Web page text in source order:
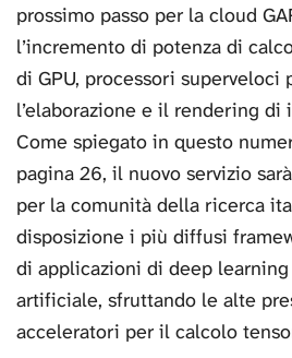
prossimo passo per la cloud
l’incremento di potenza di
di GPU, processori superveloci
l’elaborazione e il rendering di
Come spiegato in questo
pagina 26, il nuovo servizio
per la comunità della ricerca
disposizione i più diffusi
di applicazioni di deep
artificiale, sfruttando le alte
acceleratori per il calcolo